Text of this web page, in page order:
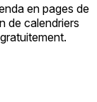
en pages de
de calendriers